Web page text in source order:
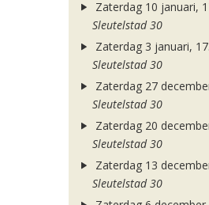
Zaterdag 10 januari,
Sleutelstad 30
Zaterdag 3 januari,
Sleutelstad 30
Zaterdag 27
Sleutelstad 30
Zaterdag 20
Sleutelstad 30
Zaterdag 13
Sleutelstad 30